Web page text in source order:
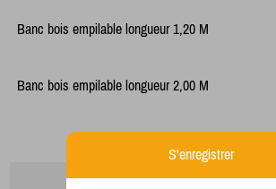
Banc bois empilable longueur 1,20 M
Banc bois empilable longueur 2,00 M
S'enregistrer